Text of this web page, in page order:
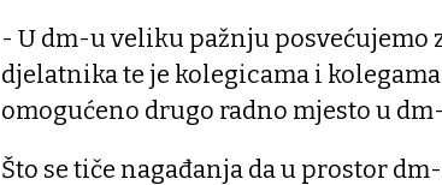
- U dm-u veliku pažnju posvećujemo
djelatnika te je kolegicama i
omogućeno drugo radno mjesto u
Što se tiče nagađanja da u prostor